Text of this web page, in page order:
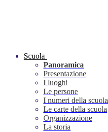
Scuola
Panoramica
Presentazione
I luoghi
Le persone
I numeri della scuola
Le carte della scuola
Organizzazione
La storia